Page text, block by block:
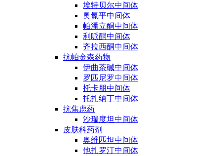
埃特贝尔中间体
奥氮平中间体
帕潘立酮中间体
利哌酮中间体
齐拉西酮中间体
抗帕金森药物
伊曲茶碱中间体
罗匹尼罗中间体
托卡朋中间体
托扎纳丁中间体
抗焦虑药
沙瑞度坦中间体
皮肤科药剂
奥维匹坦中间体
他扎罗汀中间体